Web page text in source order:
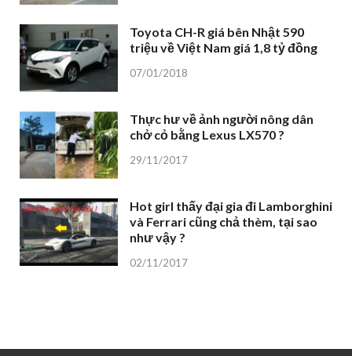
Toyota CH-R giá bên Nhật 590
triệu về Việt Nam giá 1,8 tỷ đồng
07/01/2018
Thực hư về ảnh người nông dân
chở cỏ bằng Lexus LX570 ?
29/11/2017
Hot girl thấy đại gia đi Lamborghini
và Ferrari cũng chả thèm, tại sao
như vậy ?
02/11/2017